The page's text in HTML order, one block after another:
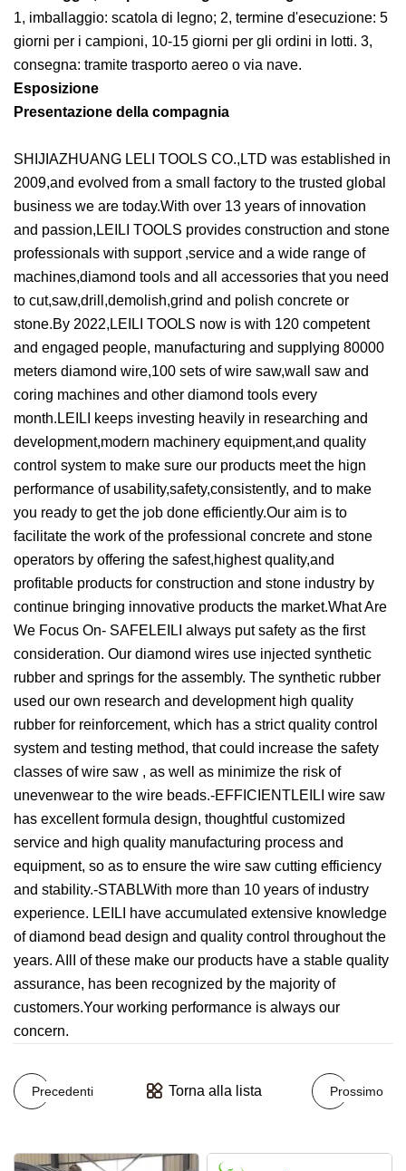
1, imballaggio: scatola di legno; 2, termine d'esecuzione: 5
giorni per i campioni, 10-15 giorni per gli ordini in lotti. 3,
consegna: tramite trasporto aereo o via nave.
Esposizione
Presentazione della compagnia
SHIJIAZHUANG LELI TOOLS CO.,LTD was established in
2009,and evolved from a small factory to the trusted global
business we are today.With over 13 years of innovation
and passion,LEILI TOOLS provides construction and stone
professionals with support ,service and a wide range of
machines,diamond tools and all accessories that you need
to cut,saw,drill,demolish,grind and polish concrete or
stone.By 2022,LEILI TOOLS now is with 120 competent
and engaged people, manufacturing and supplying 80000
meters diamond wire,100 sets of wire saw,wall saw and
coring machines and other diamond tools every
month.LEILI keeps investing heavily in researching and
development,modern machinery equipment,and quality
control system to make sure our products meet the hign
performance of usability,safety,consistently, and to make
you ready to get the job done efficiently.Our aim is to
facilitate the work of the professional concrete and stone
operators by offering the safest,highest quality,and
profitable products for construction and stone industry by
continue bringing innovative products the market.What Are
We Focus On- SAFELEILI always put safety as the first
consideration. Our diamond wires use injected synthetic
rubber and springs for the assembly. The synthetic rubber
used our own research and development high quality
rubber for reinforcement, which has a strict quality control
system and testing method, that could increase the safety
classes of wire saw , as well as minimize the risk of
unevenwear to the wire beads.-EFFICIENTLEILI wire saw
has excellent formula design, thoughtful customized
service and high quality manufacturing process and
equipment, so as to ensure the wire saw cutting efficiency
and stability.-STABLWith more than 10 years of industry
experience. LEILI have accumulated extensive knowledge
of diamond bead design and quality control throughout the
years. AIlI of these make our products have a stable quality
assurance, has been recognized by the majority of
customers.Your working performance is always our
concern.
Precedenti Torna alla lista Prossimo